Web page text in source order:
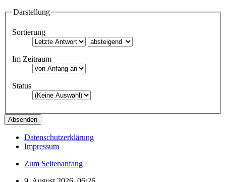
Darstellung
Sortierung
Im Zeitraum
Status
Datenschutzerklärung
Impressum
Zum Seitenanfang